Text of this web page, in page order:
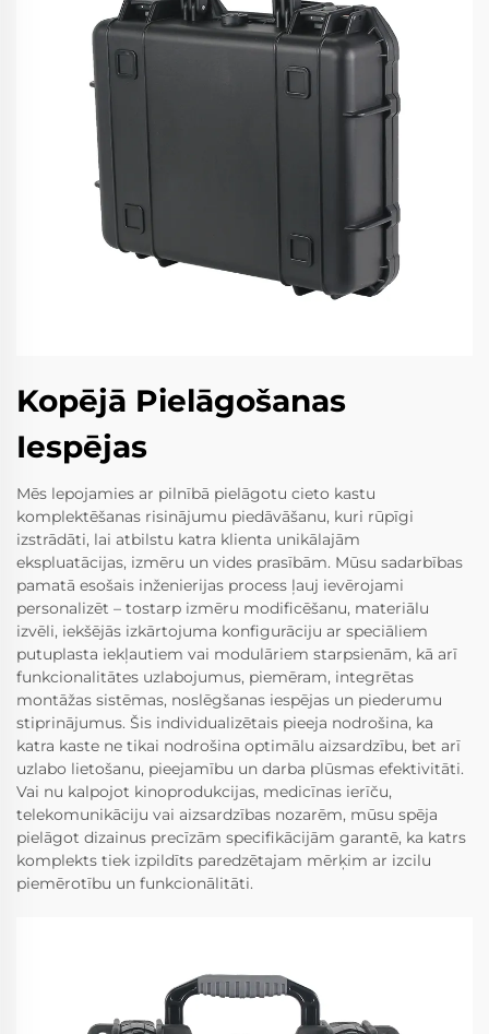
Kopējā Pielāgošanas
Iespējas
Mēs lepojamies ar pilnībā pielāgotu cieto kastu
komplektēšanas risinājumu piedāvāšanu, kuri rūpīgi
izstrādāti, lai atbilstu katra klienta unikālajām
ekspluatācijas, izmēru un vides prasībām. Mūsu sadarbības
pamatā esošais inženierijas process ļauj ievērojami
personalizēt – tostarp izmēru modificēšanu, materiālu
izvēli, iekšējās izkārtojuma konfigurāciju ar speciāliem
putuplasta iekļautiem vai modulāriem starpsienām, kā arī
funkcionalitātes uzlabojumus, piemēram, integrētas
montāžas sistēmas, noslēgšanas iespējas un piederumu
stiprinājumus. Šis individualizētais pieeja nodrošina, ka
katra kaste ne tikai nodrošina optimālu aizsardzību, bet arī
uzlabo lietošanu, pieejamību un darba plūsmas efektivitāti.
Vai nu kalpojot kinoprodukcijas, medicīnas ierīču,
telekomunikāciju vai aizsardzības nozarēm, mūsu spēja
pielāgot dizainus precīzām specifikācijām garantē, ka katrs
komplekts tiek izpildīts paredzētajam mērķim ar izcilu
piemērotību un funkcionālitāti.